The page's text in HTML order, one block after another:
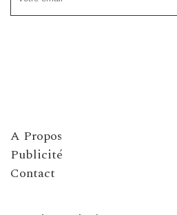
A Propos
Publicité
Contact